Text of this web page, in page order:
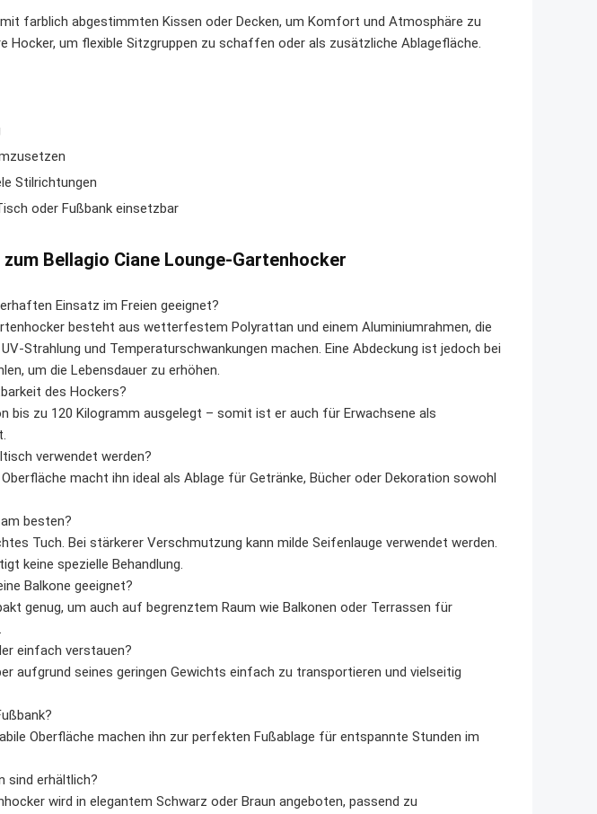
farblich abgestimmten Kissen oder Decken, um Komfort und Atmosphäre zu
Hocker, um flexible Sitzgruppen zu schaffen oder als zusätzliche Ablagefläche.
Stilrichtungen
oder Fußbank einsetzbar
Bellagio Ciane Lounge-Gartenhocker
Einsatz im Freien geeignet?
besteht aus wetterfestem Polyrattan und einem Aluminiumrahmen, die
Strahlung und Temperaturschwankungen machen. Eine Abdeckung ist jedoch bei
um die Lebensdauer zu erhöhen.
des Hockers?
bis zu 120 Kilogramm ausgelegt – somit ist er auch für Erwachsene als
verwendet werden?
macht ihn ideal als Ablage für Getränke, Bücher oder Dekoration sowohl
besten?
Tuch. Bei stärkerer Verschmutzung kann milde Seifenlauge verwendet werden.
keine spezielle Behandlung.
Balkone geeignet?
genug, um auch auf begrenztem Raum wie Balkonen oder Terrassen für
einfach verstauen?
aufgrund seines geringen Gewichts einfach zu transportieren und vielseitig
Oberfläche machen ihn zur perfekten Fußablage für entspannte Stunden im
sind erhältlich?
wird in elegantem Schwarz oder Braun angeboten, passend zu